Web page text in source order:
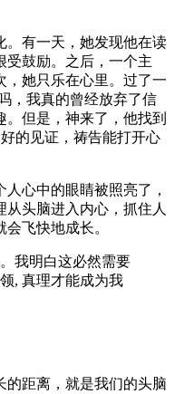
。有一天，她发现他在读
受鼓励。之后，一个主
，她只乐在心里。过了一
，我真的曾经放弃了信
但是，神来了，他找到
的见证，祷告能打开心
心中的眼睛被照亮了，
头脑进入内心，抓住人
飞快地成长。
我明白这必然需要
, 真理才能成为我
的距离，就是我们的头脑